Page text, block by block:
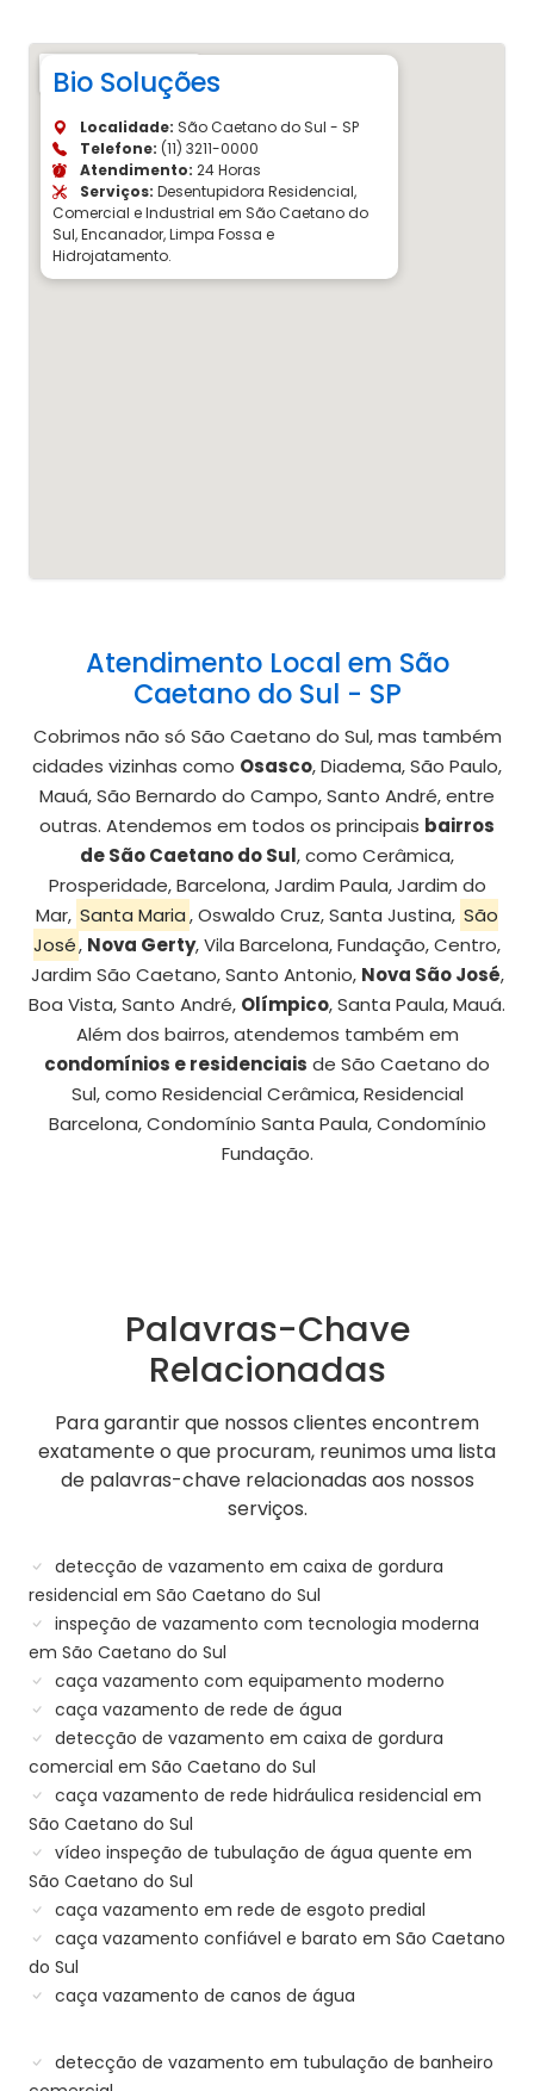
Bio Soluções
Localidade: São Caetano do Sul - SP
Telefone: (11) 3211-0000
Atendimento: 24 Horas
Serviços: Desentupidora Residencial,
Comercial e Industrial em São Caetano do
Sul, Encanador, Limpa Fossa e
Hidrojatamento.
Atendimento Local em São
Caetano do Sul - SP
Cobrimos não só São Caetano do Sul, mas também
cidades vizinhas como Osasco, Diadema, São Paulo,
Mauá, São Bernardo do Campo, Santo André, entre
outras. Atendemos em todos os principais bairros
de São Caetano do Sul, como Cerâmica,
Prosperidade, Barcelona, Jardim Paula, Jardim do
Mar, Santa Maria, Oswaldo Cruz, Santa Justina, São
José, Nova Gerty, Vila Barcelona, Fundação, Centro,
Jardim São Caetano, Santo Antonio, Nova São José,
Boa Vista, Santo André, Olímpico, Santa Paula, Mauá.
Além dos bairros, atendemos também em
condomínios e residenciais de São Caetano do
Sul, como Residencial Cerâmica, Residencial
Barcelona, Condomínio Santa Paula, Condomínio
Fundação.
Palavras-Chave
Relacionadas
Para garantir que nossos clientes encontrem
exatamente o que procuram, reunimos uma lista
de palavras-chave relacionadas aos nossos
serviços.
detecção de vazamento em caixa de gordura
residencial em São Caetano do Sul
inspeção de vazamento com tecnologia moderna
em São Caetano do Sul
caça vazamento com equipamento moderno
caça vazamento de rede de água
detecção de vazamento em caixa de gordura
comercial em São Caetano do Sul
caça vazamento de rede hidráulica residencial em
São Caetano do Sul
vídeo inspeção de tubulação de água quente em
São Caetano do Sul
caça vazamento em rede de esgoto predial
caça vazamento confiável e barato em São Caetano
do Sul
caça vazamento de canos de água
detecção de vazamento em tubulação de banheiro